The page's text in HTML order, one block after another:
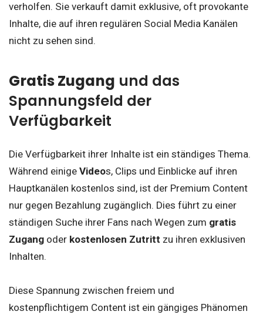
verholfen. Sie verkauft damit exklusive, oft provokante
Inhalte, die auf ihren regulären Social Media Kanälen
nicht zu sehen sind.
Gratis Zugang und das
Spannungsfeld der
Verfügbarkeit
Die Verfügbarkeit ihrer Inhalte ist ein ständiges Thema.
Während einige Videos, Clips und Einblicke auf ihren
Hauptkanälen kostenlos sind, ist der Premium Content
nur gegen Bezahlung zugänglich. Dies führt zu einer
ständigen Suche ihrer Fans nach Wegen zum gratis
Zugang oder kostenlosen Zutritt zu ihren exklusiven
Inhalten.
Diese Spannung zwischen freiem und
kostenpflichtigem Content ist ein gängiges Phänomen